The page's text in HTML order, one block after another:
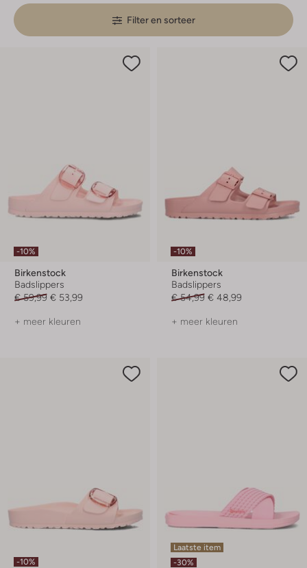
Filter en sorteer
-10%
Birkenstock
Badslippers
€ 59,99 € 53,99
+ meer kleuren
-10%
Birkenstock
Badslippers
€ 54,99 € 48,99
+ meer kleuren
-10%
Laatste item
-30%